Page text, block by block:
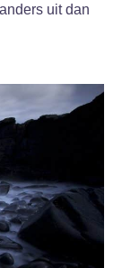
uit dan